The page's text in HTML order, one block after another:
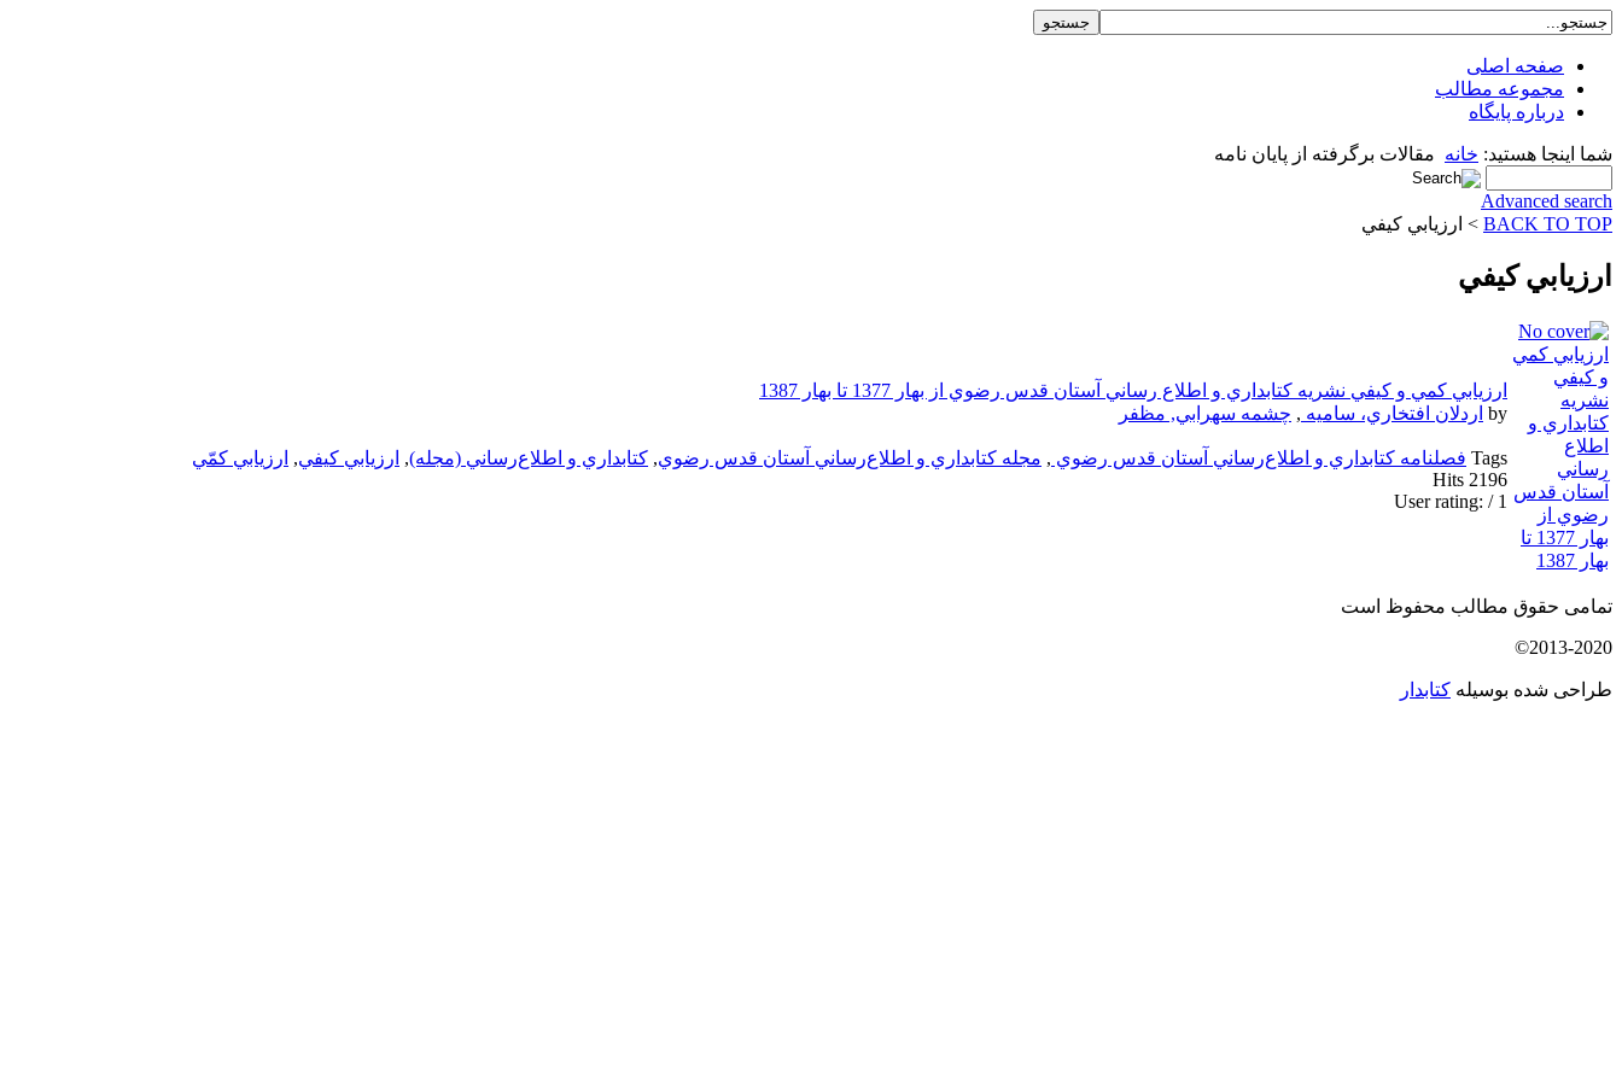
صفحه اصلی
مجموعه مطالب
درباره پایگاه
شما اینجا هستید: خانه مقالات برگرفته از پایان نامه
Advanced search
BACK TO TOP > ارزيابي كيفي
ارزيابي كيفي
ارزيابي كمي و كيفي نشريه كتابداري و اطلاع رساني آستان قدس رضوي از بهار 1377 تا بهار 1387
by اردلان افتخاري، ساميه , چشمه سهرابي, مظفر
Tags فصلنامه كتابداري و اطلاع‌رساني آستان قدس رضوي , مجله كتابداري و اطلاع‌رساني آستان قدس رضوي, كتابداري و اطلاع‌رساني (مجله), ارزيابي كيفي, ارزيابي كمّي
Hits 2196
User rating: / 1
تمامی حقوق مطالب محفوظ است
2013-2020©
طراحی شده بوسیله کتابدار